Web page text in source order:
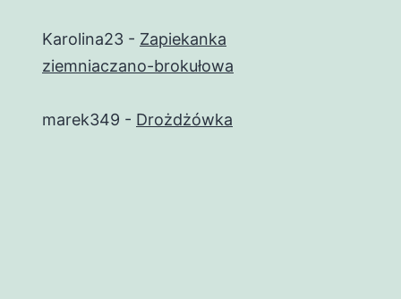
Karolina23 - Zapiekanka
ziemniaczano-brokułowa
marek349 - Drożdżówka